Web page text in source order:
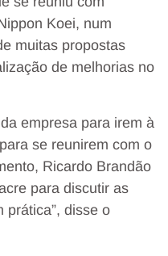
Koei, num
muitas propostas
de melhorias no
empresa para irem à
se reunirem com o
Ricardo Brandão
para discutir as
prática”, disse o